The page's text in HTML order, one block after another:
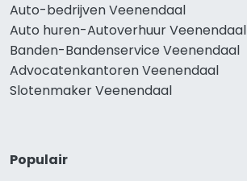
Auto-bedrijven Veenendaal
Auto huren-Autoverhuur Veenendaal
Banden-Bandenservice Veenendaal
Advocatenkantoren Veenendaal
Slotenmaker Veenendaal
Populair